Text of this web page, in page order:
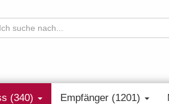
(340) Empfänger (1201)